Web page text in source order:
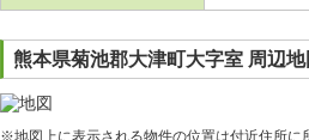
熊本県菊池郡大津町大字室 周辺地
※地図上に表示される物件の位置は付近住所に